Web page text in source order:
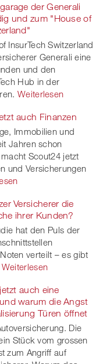
der Generali
und zum "House of
InsurTech Switzerland
Generali eine
und den
Hub in der
Weiterlesen
auch Finanzen
Immobilien und
Jahren schon
Scout24 jetzt
und Versicherungen
Versicherer die
ihrer Kunden?
hat den Puls der
verteilt – es gibt
Weiterlesen
auch eine
warum die Angst
Türen öffnet
Die
Stück vom grossen
zum Angriff auf